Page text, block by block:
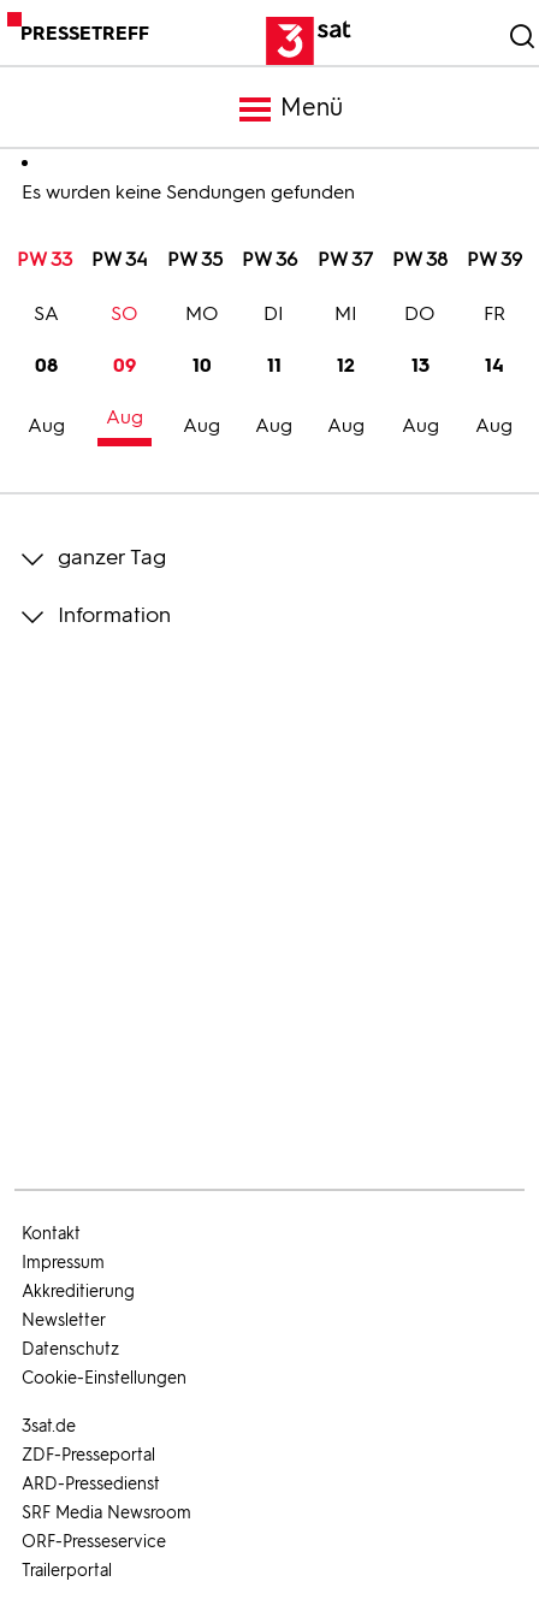
PRESSETREFF
Menü
Meldungen
Programm
Trailer
Bilder
Es wurden keine Sendungen gefunden
PW 33 PW 34 PW 35 PW 36 PW 37 PW 38 PW 39
08
Aug
SA
09
Aug
SO
10
Aug
MO
11
Aug
DI
12
Aug
MI
13
Aug
DO
14
Aug
FR
ganzer Tag
Information
3sat.de
ZDF-Presseportal
ARD-Pressedienst
SRF Media Newsroom
ORF-Presseservice
Trailerportal
Kontakt
Impressum
Akkreditierung
Newsletter
Datenschutz
Cookie-Einstellungen